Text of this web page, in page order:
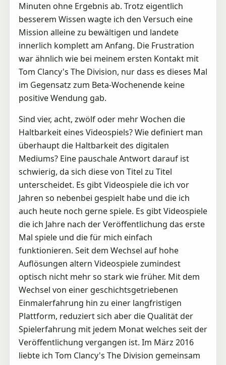
Minuten ohne Ergebnis ab. Trotz eigentlich
besserem Wissen wagte ich den Versuch eine
Mission alleine zu bewältigen und landete
innerlich komplett am Anfang. Die Frustration
war ähnlich wie bei meinem ersten Kontakt mit
Tom Clancy's The Division, nur dass es dieses Mal
im Gegensatz zum Beta-Wochenende keine
positive Wendung gab.
Sind vier, acht, zwölf oder mehr Wochen die
Haltbarkeit eines Videospiels? Wie definiert man
überhaupt die Haltbarkeit des digitalen
Mediums? Eine pauschale Antwort darauf ist
schwierig, da sich diese von Titel zu Titel
unterscheidet. Es gibt Videospiele die ich vor
Jahren so nebenbei gespielt habe und die ich
auch heute noch gerne spiele. Es gibt Videospiele
die ich Jahre nach der Veröffentlichung das erste
Mal spiele und die für mich einfach
funktionieren. Seit dem Wechsel auf hohe
Auflösungen altern Videospiele zumindest
optisch nicht mehr so stark wie früher. Mit dem
Wechsel von einer geschichtsgetriebenen
Einmalerfahrung hin zu einer langfristigen
Plattform, reduziert sich aber die Qualität der
Spielerfahrung mit jedem Monat welches seit der
Veröffentlichung vergangen ist. Im März 2016
liebte ich Tom Clancy's The Division gemeinsam